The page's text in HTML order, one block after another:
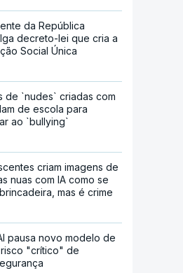
da República
decreto-lei que cria a
Social Única
de `nudes` criadas com
de escola para
ao `bullying`
criam imagens de
nuas com IA como se
mas é crime
pausa novo modelo de
"crítico" de